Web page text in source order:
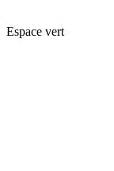
Espace vert